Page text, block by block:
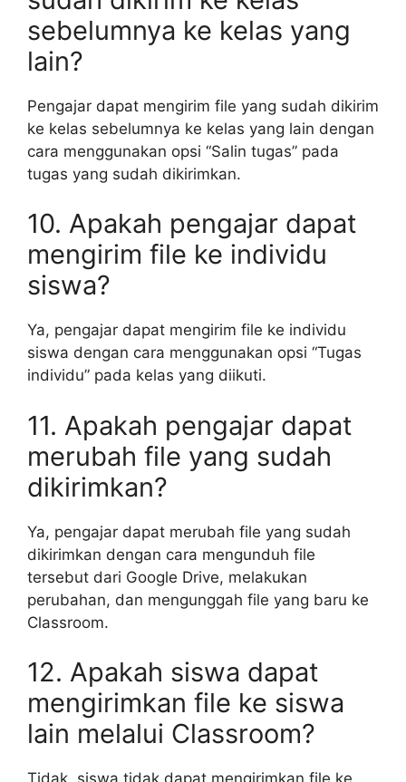
sebelumnya ke kelas yang
lain?
Pengajar dapat mengirim file yang sudah dikirim
ke kelas sebelumnya ke kelas yang lain dengan
cara menggunakan opsi “Salin tugas” pada
tugas yang sudah dikirimkan.
10. Apakah pengajar dapat
mengirim file ke individu
siswa?
Ya, pengajar dapat mengirim file ke individu
siswa dengan cara menggunakan opsi “Tugas
individu” pada kelas yang diikuti.
11. Apakah pengajar dapat
merubah file yang sudah
dikirimkan?
Ya, pengajar dapat merubah file yang sudah
dikirimkan dengan cara mengunduh file
tersebut dari Google Drive, melakukan
perubahan, dan mengunggah file yang baru ke
Classroom.
12. Apakah siswa dapat
mengirimkan file ke siswa
lain melalui Classroom?
Tidak, siswa tidak dapat mengirimkan file ke